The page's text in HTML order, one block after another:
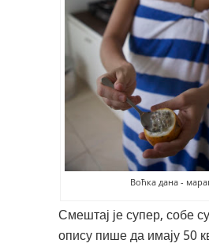
Воћка дана -
Смештај је супер, собе
опису пише да имају 50